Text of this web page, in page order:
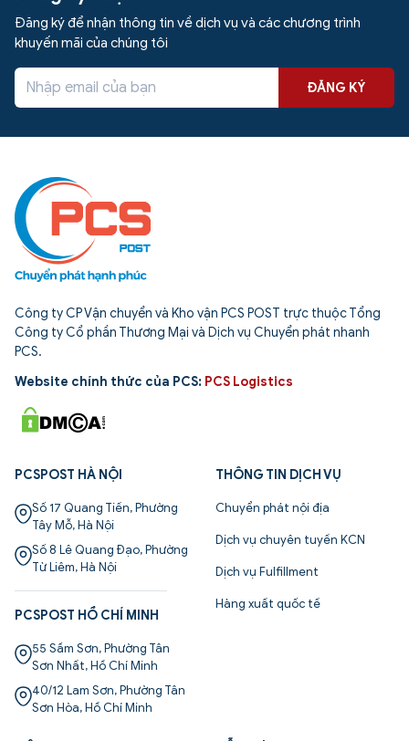
Đăng ký để nhận thông tin về dịch vụ và các chương trình
khuyến mãi của chúng tôi
ĐĂNG KÝ
Công ty CP Vận chuyển và Kho vận PCS POST trực thuộc Tổng
Công ty Cổ phần Thương Mại và Dịch vụ Chuyển phát nhanh
PCS.
Website chính thức của PCS: PCS Logistics
PCSPOST HÀ NỘI
Số 17 Quang Tiến, Phường
Tây Mỗ, Hà Nội
Số 8 Lê Quang Đạo, Phường
Từ Liêm, Hà Nội
PCSPOST HỒ CHÍ MINH
55 Sầm Sơn, Phường Tân
Sơn Nhất, Hồ Chí Minh
40/12 Lam Sơn, Phường Tân
Sơn Hòa, Hồ Chí Minh
THÔNG TIN DỊCH VỤ
Chuyển phát nội địa
Dịch vụ chuyên tuyến KCN
Dịch vụ Fulfillment
Hàng xuất quốc tế